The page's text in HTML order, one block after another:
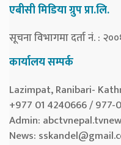
एबीसी मिडिया ग्रुप प्रा.लि.
सूचना विभागमा दर्ता नं. :
कार्यालय सम्पर्क
Lazimpat, Ranibari-
+977 01 4240666 / 977-
Admin:
News: